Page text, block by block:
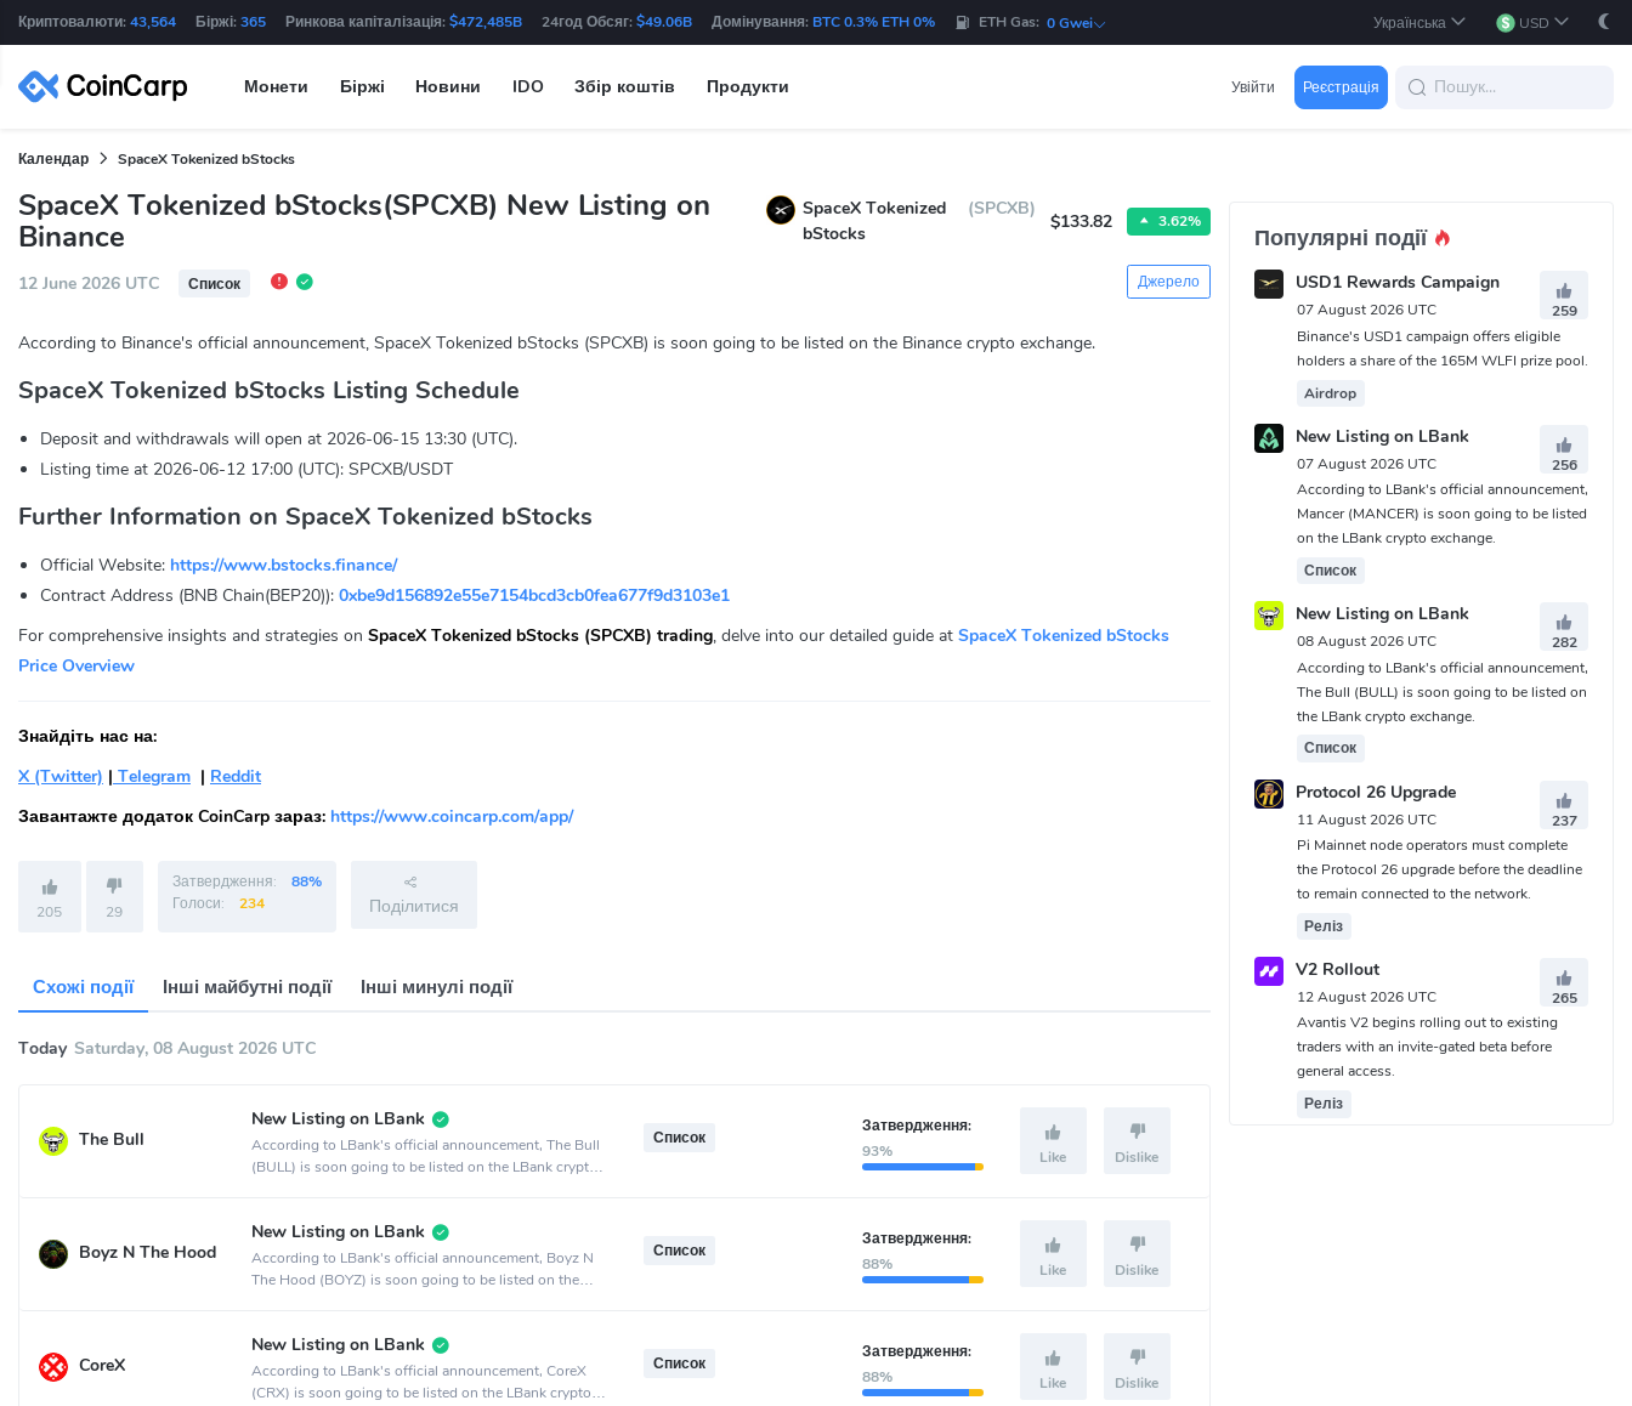
Криптовалюти: 43,564 Біржі: 365 Ринкова капіталізація: $472,485B 24год Обсяг: $49.06B Домінування: BTC 0.3% ETH 0% ETH Gas: 0 Gwei Українська USD
Монети Біржі Новини IDO Збір коштів Продукти Увійти Реєстрація
Календар SpaceX Tokenized bStocks
SpaceX Tokenized bStocks(SPCXB) New Listing on
Binance
SpaceX Tokenized
bStocks
(SPCXB)
$133.82 3.62%
12 June 2026 UTC Список Джерело
According to Binance's official announcement, SpaceX Tokenized bStocks (SPCXB) is soon going to be listed on the Binance crypto exchange.
SpaceX Tokenized bStocks Listing Schedule
Deposit and withdrawals will open at 2026-06-15 13:30 (UTC).
Listing time at 2026-06-12 17:00 (UTC): SPCXB/USDT
Further Information on SpaceX Tokenized bStocks
Official Website: https://www.bstocks.finance/
Contract Address (BNB Chain(BEP20)): 0xbe9d156892e55e7154bcd3cb0fea677f9d3103e1
For comprehensive insights and strategies on SpaceX Tokenized bStocks (SPCXB) trading, delve into our detailed guide at SpaceX Tokenized bStocks
Price Overview
Знайдіть нас на:
X (Twitter) | Telegram | Reddit
Завантажте додаток CoinCarp зараз: https://www.coincarp.com/app/
205 29
Затвердження:
88%
Голоси:
234 Поділитися
Схожі події Інші майбутні події Інші минулі події
Today Saturday, 08 August 2026 UTC
The Bull
New Listing on LBank
According to LBank's official announcement, The Bull
(BULL) is soon going to be listed on the LBank crypto
Список
Затвердження:
93%
Like Dislike
Boyz N The Hood
New Listing on LBank
According to LBank's official announcement, Boyz N
The Hood (BOYZ) is soon going to be listed on the
Список
Затвердження:
88%
Like Dislike
CoreX
New Listing on LBank
According to LBank's official announcement, CoreX
(CRX) is soon going to be listed on the LBank crypto
Список
Затвердження:
88%
Like Dislike
Популярні події
USD1 Rewards Campaign
07 August 2026 UTC
259
Binance's USD1 campaign offers eligible
holders a share of the 165M WLFI prize pool.
Airdrop
New Listing on LBank
07 August 2026 UTC
256
According to LBank's official announcement,
Mancer (MANCER) is soon going to be listed
on the LBank crypto exchange.
Список
New Listing on LBank
08 August 2026 UTC
282
According to LBank's official announcement,
The Bull (BULL) is soon going to be listed on
the LBank crypto exchange.
Список
Protocol 26 Upgrade
11 August 2026 UTC
237
Pi Mainnet node operators must complete
the Protocol 26 upgrade before the deadline
to remain connected to the network.
Реліз
V2 Rollout
12 August 2026 UTC
265
Avantis V2 begins rolling out to existing
traders with an invite-gated beta before
general access.
Реліз